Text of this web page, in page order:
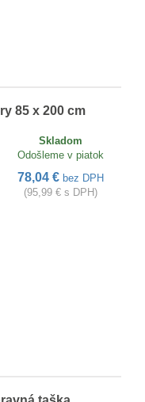
85 x 200 cm
Skladom
Odošleme v piatok
78,04 € bez DPH
(95,99 € s DPH)